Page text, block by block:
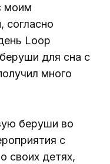
моим
согласно
Loop
для сна с
много
беруши во
с
своих детях,